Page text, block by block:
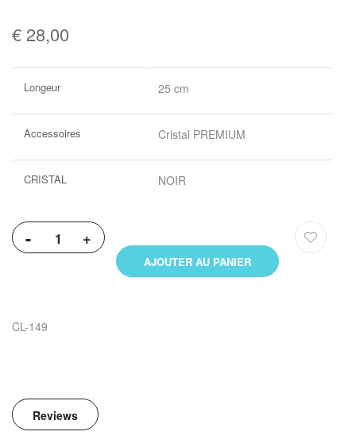
€ 28,00
d’information
Longeur 25 cm
Accessoires Cristal PREMIUM
CRISTAL NOIR
- +
AJOUTER AU PANIER
CL-149
Reviews